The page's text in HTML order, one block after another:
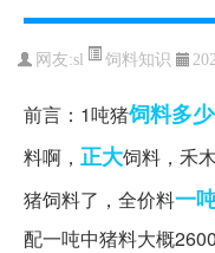
网友:sl 饲料知识
前言：1吨猪饲料多
料啊， 正大饲料，禾
猪饲料了，全价料一
配一吨中猪料大概